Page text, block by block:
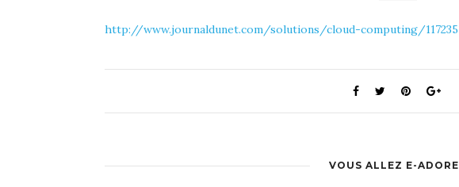
http://www.journaldunet.com/solutions/cloud-computing/
VOUS ALLEZ E-